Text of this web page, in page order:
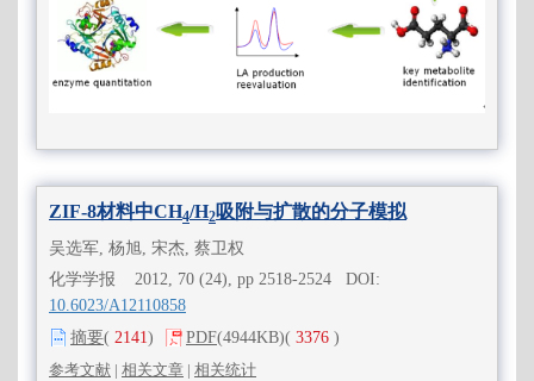
ZIF-8材料中CH4/H2吸附与扩散的分子模拟
吴选军, 杨旭, 宋杰, 蔡卫权
化学学报 2012, 70 (24), pp 2518-2524 DOI:
10.6023/A12110858
摘要( 2141) PDF(4944KB)( 3376 )
参考文献 | 相关文章 | 相关统计